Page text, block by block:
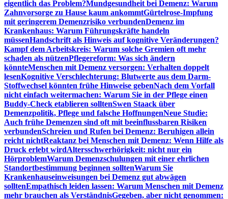
eigentlich das Problem?Mundgesundheit bei Demenz: Warum
Zahnvorsorge zu Hause kaum ankommtGürtelrose-Impfung
mit geringerem Demenzrisiko verbundenDemenz im
Krankenhaus: Warum Führungskräfte handeln
müssenHandschrift als Hinweis auf kognitive Veränderungen?
Kampf dem Arbeitskreis: Warum solche Gremien oft mehr
schaden als nützenPflegereform: Was sich ändern
könnteMenschen mit Demenz versorgen: Verhalten doppelt
lesenKognitive Verschlechterung: Blutwerte aus dem Darm-
Stoffwechsel könnten frühe Hinweise gebenNach dem Vorfall
nicht einfach weitermachen: Warum Sie in der Pflege einen
Buddy-Check etablieren solltenSwen Staack über
Demenzpolitik, Pflege und falsche HoffnungenNeue Studie:
Auch frühe Demenzen sind oft mit beeinflussbaren Risiken
verbundenSchreien und Rufen bei Demenz: Beruhigen allein
reicht nichtReaktanz bei Menschen mit Demenz: Wenn Hilfe als
Druck erlebt wirdAltersschwerhörigkeit: nicht nur ein
HörproblemWarum Demenzschulungen mit einer ehrlichen
Standortbestimmung beginnen solltenWarum Sie
Krankenhauseinweisungen bei Demenz gut abwägen
solltenEmpathisch leiden lassen: Warum Menschen mit Demenz
mehr brauchen als VerständnisGegeben, aber nicht genommen: